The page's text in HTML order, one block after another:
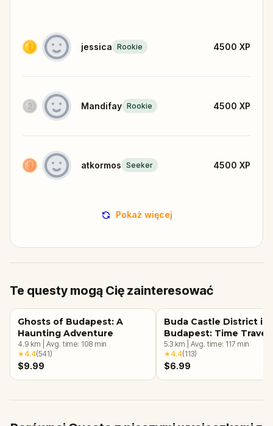
jessica Rookie 4500 XP
Mandifay Rookie 4500 XP
atkormos Seeker 4500 XP
Pokaż więcej
Te questy mogą Cię zainteresować
Ghosts of Budapest: A
Haunting Adventure
4.9 km Avg. time: 108 min
★4.4(541)
$9.99
Buda Castle District in
Budapest: Time Travel
Mystery
5.3 km Avg. time: 117 min
★4.4(113)
$6.99